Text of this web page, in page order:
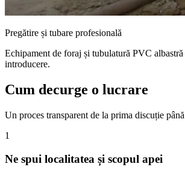
Pregătire și tubare profesională
Echipament de foraj și tubulatură PVC albastră
introducere.
Cum decurge o lucrare
Un proces transparent de la prima discuție
1
Ne spui localitatea și scopul apei